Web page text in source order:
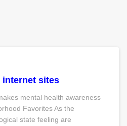
internet sites
mental health awareness
Favorites As the
state feeling are